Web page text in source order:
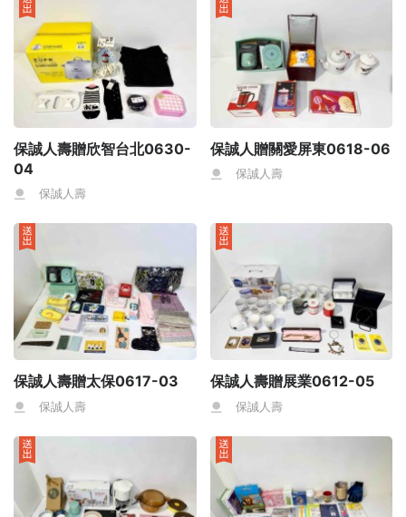
保誠人壽贈欣智台北0630-
04
保誠人壽
保誠人贈關愛屏東0618-06
保誠人壽
保誠人壽贈太保0617-03
保誠人壽
保誠人壽贈展業0612-05
保誠人壽